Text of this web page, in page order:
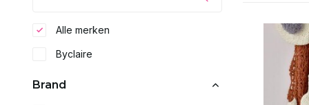
Alle merken
Byclaire
Brand